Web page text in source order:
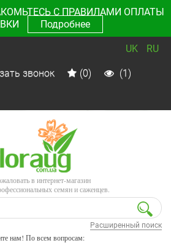
С ПРАВИЛАМИ ОПЛАТЫ
Подробнее
UK RU
звонок (0) (1)
в интернет-магазин
семян и саженцев.
Расширенный поиск
нам! По всем вопросам: